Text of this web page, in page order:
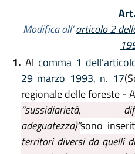
Modifica all’articolo 2
1. Al comma 1
29 marzo 1993, n. 17
regionale delle foreste -
“sussidiarietà,
adeguatezza)”sono
territori diversi da quelli